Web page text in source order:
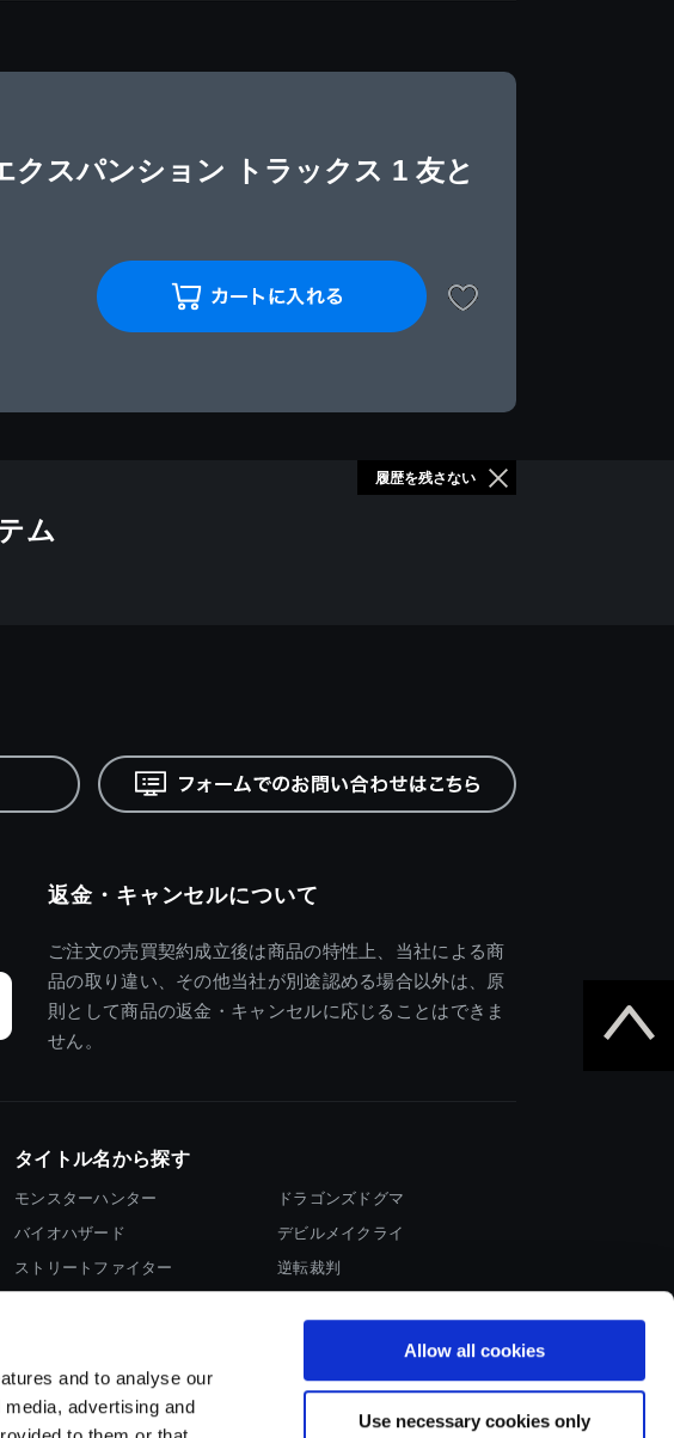
and to analyse our
advertising and
Allow all cookies
Use necessary cookies only
クスパンション トラックス 1 友と
ム
履歴を残さない
返金・キャンセルについて
ご注文の売買契約成立後は商品の特性上、当社による商
品の取り違い、その他当社が別途認める場合以外は、原
則として商品の返金・キャンセルに応じることはできま
せん。
タイトル名から探す
モンスターハンター
バイオハザード
ストリートファイター
ドラゴンズドグマ
デビルメイクライ
逆転裁判